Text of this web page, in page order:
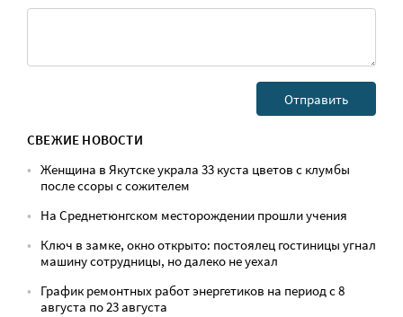
СВЕЖИЕ НОВОСТИ
Женщина в Якутске украла 33 куста цветов с клумбы
после ссоры с сожителем
На Среднетюнгском месторождении прошли учения
Ключ в замке, окно открыто: постоялец гостиницы угнал
машину сотрудницы, но далеко не уехал
График ремонтных работ энергетиков на период с 8
августа по 23 августа